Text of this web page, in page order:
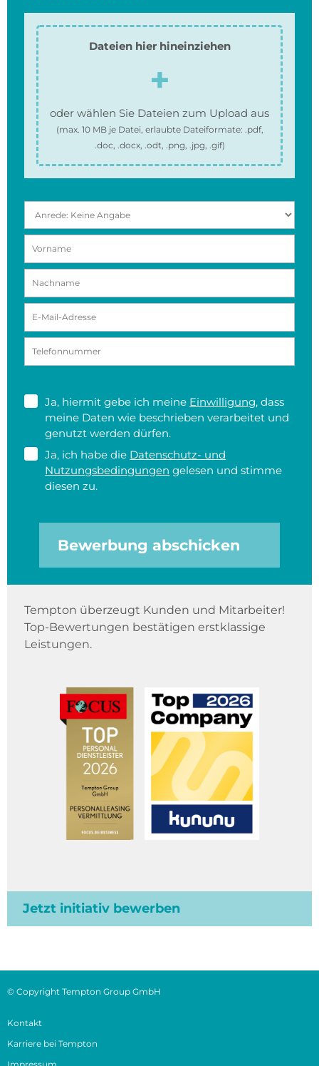
Dateien hier hineinziehen
oder wählen Sie Dateien zum Upload aus
(max. 10 MBje Datei, erlaubte Dateiformate: .pdf,
.doc, .docx, .odt, .png, .jpg, .gif)
Ja, hiermit gebe ich meine Einwilligung, dass
meine Daten wie beschrieben verarbeitet und
genutzt werden dürfen.
Ja, ich habe die Datenschutz- und
Nutzungsbedingungen gelesen und stimme
diesen zu.
Bewerbung abschicken
Tempton überzeugt Kunden und Mitarbeiter!
Top-Bewertungen bestätigen erstklassige
Leistungen.
Jetzt initiativ bewerben
© Copyright Tempton Group GmbH
Kontakt
Karriere bei Tempton